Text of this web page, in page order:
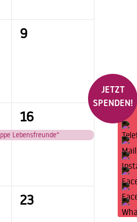
0
9
Lebensfreunde“
1
Veranstaltung,
16
0
23
JETZT
SPENDEN!